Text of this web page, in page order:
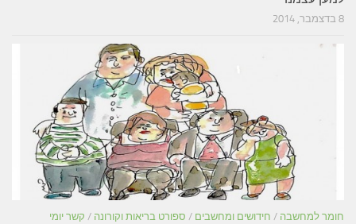
8 בדצמבר, 2014
חומר למחשבה / חידושים ומחשבים / ספורט בריאות וקורונה / קשר יומי